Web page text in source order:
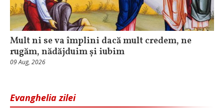
Mult ni se va împlini dacă mult credem, ne
rugăm, nădăjduim și iubim
09 Aug, 2026
Evanghelia zilei